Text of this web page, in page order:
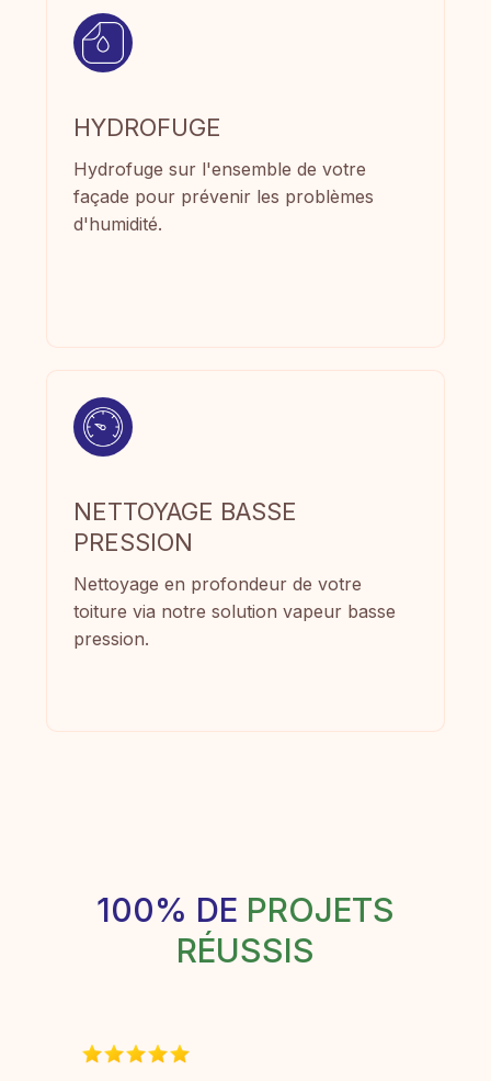
HYDROFUGE
Hydrofuge sur l'ensemble de votre
façade pour prévenir les problèmes
d'humidité.
NETTOYAGE BASSE
PRESSION
Nettoyage en profondeur de votre
toiture via notre solution vapeur basse
pression.
100% DE PROJETS
RÉUSSIS